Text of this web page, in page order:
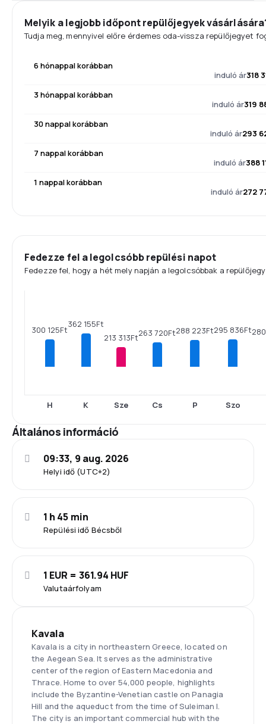
Melyik a legjobb időpont repülőjegyek
Tudja meg, mennyivel előre érdemes oda-vissza repülőjegyet
6 hónappal korábban
induló ár318
3 hónappal korábban
induló ár319
30 nappal korábban
induló ár293
7 nappal korábban
induló ár388
1 nappal korábban
induló ár272
Fedezze fel a legolcsóbb repülési napot
Fedezze fel, hogy a hét mely napján a legolcsóbbak a
300 125Ft
H
362 155Ft
K
213 313Ft
Sze
263 720Ft
Cs
288 223Ft
P
295 836Ft
Szo
Általános információ
Helyi idő (UTC+2)
09:33, 9 aug. 2026
Repülési idő Bécsből
1 h 45 min
Valutaárfolyam
1 EUR = 361.94 HUF
Kavala
Kavala is a city in northeastern Greece, located on
the Aegean Sea. It serves as the administrative
center of the region of Eastern Macedonia and
Thrace. Home to over 54,000 people, highlights
include the Byzantine-Venetian castle on Panagia
Hill and the aqueduct from the time of Suleiman I.
The city is an important commercial hub with the